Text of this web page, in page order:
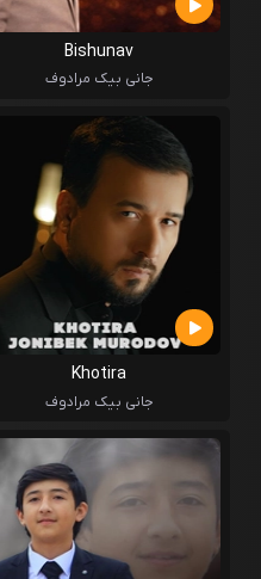
Bishunav
جانی بیک مرادوف
Khotira
جانی بیک مرادوف